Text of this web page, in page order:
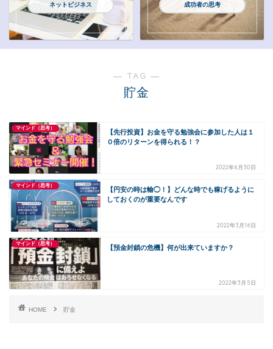
ネットビジネス 成功者の思考
― TAG ―
貯金
マインド（思考）
【先行投資】お金を守る勉強会に参加した人は１
０倍のリターンを得られる！？
2022年6月30日
マインド（思考）
【円安の時は輸◯！】どんな時でも稼げるように
しておくのが重要なんです
2022年3月16日
マインド（思考）
【預金封鎖の危機】何が出来ていますか？
2022年3月5日
HOME 貯金